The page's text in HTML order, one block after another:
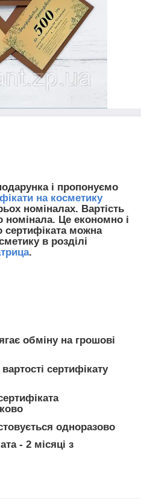
і пропонуємо
на косметику
номіналах. Вартість
номінала. Це економно і
сертифіката можна
в розділі
.
обміну на грошові
сертифікату
одноразово
- 2 місяці з